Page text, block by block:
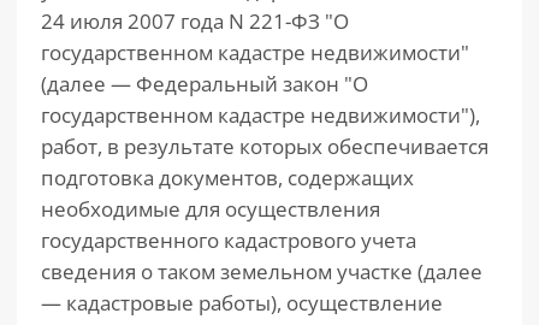
24 июля 2007 года N 221-ФЗ "О
государственном кадастре недвижимости"
(далее — Федеральный закон "О
государственном кадастре недвижимости"),
работ, в результате которых обеспечивается
подготовка документов, содержащих
необходимые для осуществления
государственного кадастрового учета
сведения о таком земельном участке (далее
— кадастровые работы), осуществление